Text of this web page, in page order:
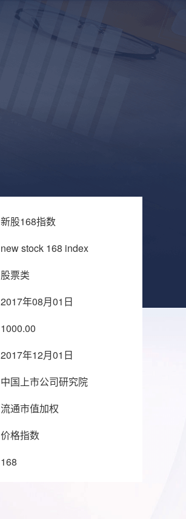
新股168指数
new stock 168 index
股票类
2017年08月01日
1000.00
2017年12月01日
中国上市公司研究院
流通市值加权
价格指数
168